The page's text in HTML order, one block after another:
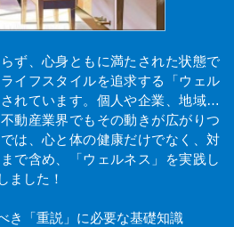
ず、心身ともに満たされた状態で
イフスタイルを追求する「ウェル
れています。個人や企業、地域…
動産業界でもその動きが広がりつ
は、心と体の健康だけでなく、対
で含め、「ウェルネス」を実践し
ました！
き「重説」に必要な基礎知識